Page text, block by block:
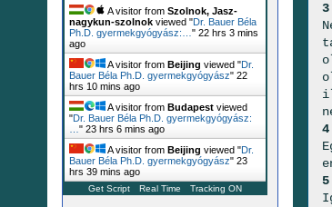
A visitor from Szolnok, Jasz-
nagykun-szolnok viewed "Dr. Bauer Béla
Ph.D. gyermekgyógyász:… " 22 hrs 3 mins
ago
A visitor from Beijing viewed "Dr.
Bauer Béla Ph.D. gyermekgyógyász" 22
hrs 10 mins ago
A visitor from Budapest viewed
"Dr. Bauer Béla Ph.D. gyermekgyógyász:
" 23 hrs 6 mins ago
A visitor from Beijing viewed "Dr.
Bauer Béla Ph.D. gyermekgyógyász" 23
hrs 39 mins ago
Get Script Real Time Tracking ON